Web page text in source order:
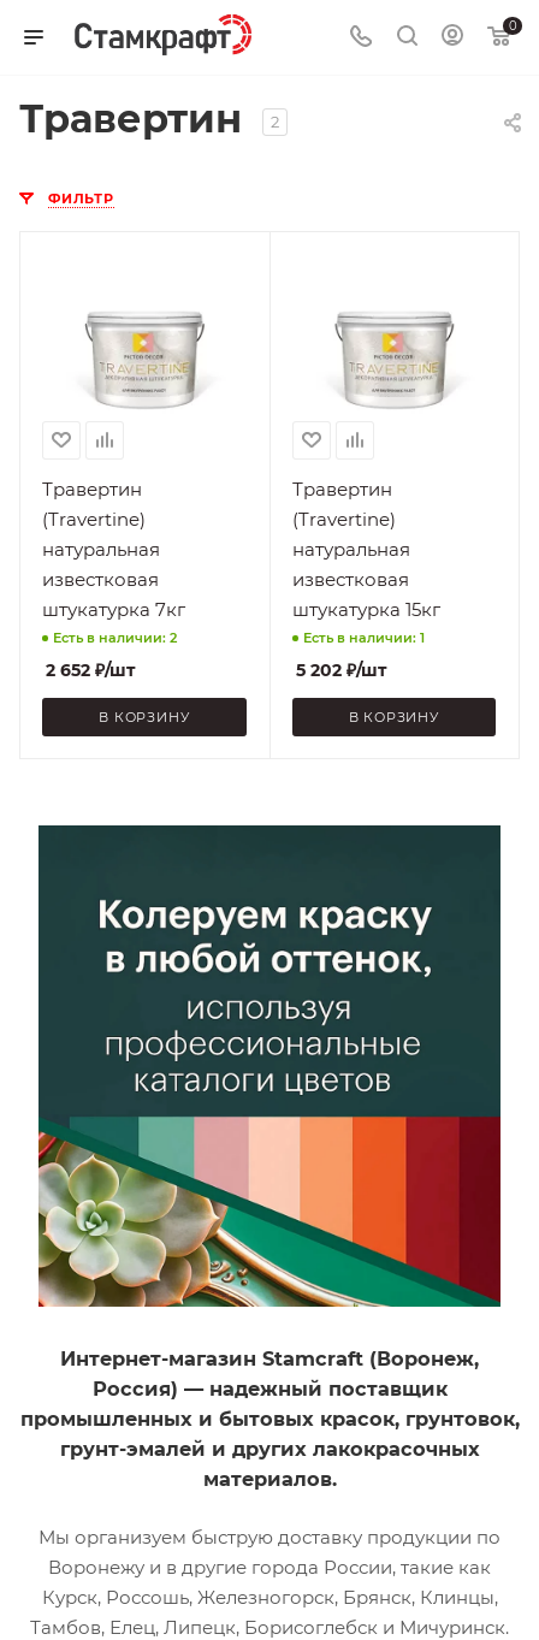
0
Травертин 2
ФИЛЬТР
Гипсокартон,
Цемент
Нанесение
поверхность, При
температурах
Легкой влажной
уборке
Травертин
(Travertine)
натуральная
известковая
штукатурка 7кг
Есть в наличии: 2
2 652 ₽/шт
В КОРЗИНУ
Гипсокартон,
Цемент
Нанесение
поверхность, При
температурах
Легкой влажной
уборке
Травертин
(Travertine)
натуральная
известковая
штукатурка 15кг
Есть в наличии: 1
5 202₽/шт
В КОРЗИНУ
Интернет-магазин Stamcraft (Воронеж,
Россия) — надежный поставщик
промышленных и бытовых красок, грунтовок,
грунт-эмалей и других лакокрасочных
материалов.
Мы организуем быструю доставку продукции по
Воронежу и в другие города России, такие как
Курск, Россошь, Железногорск, Брянск, Клинцы,
Тамбов, Елец, Липецк, Борисоглебск и Мичуринск.